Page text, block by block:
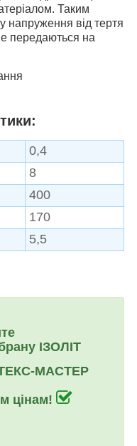
Таким
напруження від тертя
передаються на
0,4
8
400
170
5,5
ІЗОЛІТ
ТЕКС-МАСТЕР
цінам!